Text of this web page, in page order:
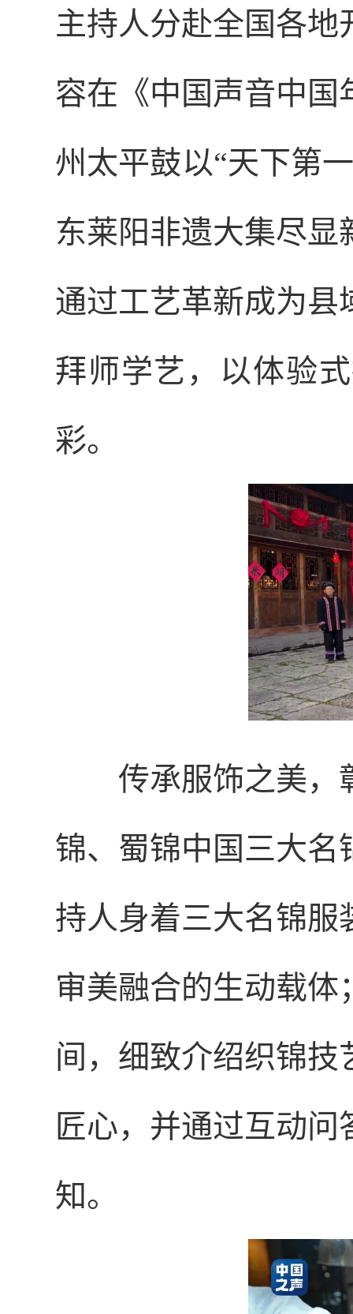
主持人分赴全国各
容在《中国声音中国
州太平鼓以“天下第
东莱阳非遗大集尽
通过工艺革新成为
拜师学艺，以体验
彩。
传承服饰之美，
锦、蜀锦中国三大名
持人身着三大名锦服
审美融合的生动载
间，细致介绍织锦
匠心，并通过互动
知。